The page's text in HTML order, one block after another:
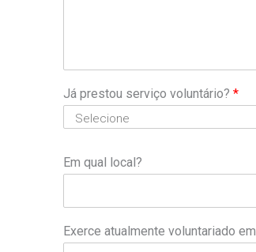
Já prestou serviço voluntário? *
Em qual local?
Exerce atualmente voluntariado